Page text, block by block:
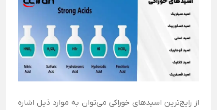
از رایج‌ترین اسید‌های خوراکی می‌توان به موارد ذیل اشاره